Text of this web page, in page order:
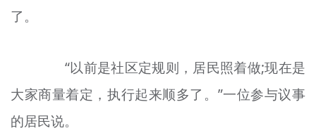
了。
“以前是社区定规则，居民照着做;现在是
大家商量着定，执行起来顺多了。”一位参与议事
的居民说。